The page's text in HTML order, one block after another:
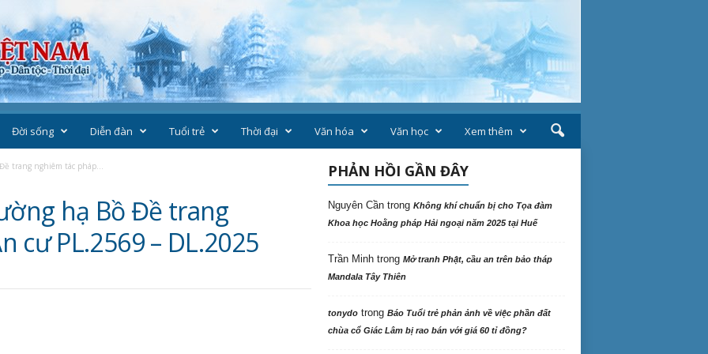
Đời sống Diễn đàn Tuổi trẻ Thời đại Văn hóa Văn học Xem thêm
trang nghiêm tác pháp...
hạ Bồ Đề trang
cư PL.2569 – DL.2025
PHẢN HỒI GẦN ĐÂY
Nguyên Cầntrong Không khí chuẩn bị cho Tọa đàm
Khoa học Hoằng pháp Hải ngoại năm 2025 tại Huế
Trần Minhtrong Mở tranh Phật, cầu an trên bảo tháp
Mandala Tây Thiên
tonydotrong Báo Tuổi trẻ phản ảnh về việc phần đất
chùa cổ Giác Lâm bị rao bán với giá 60 tỉ đồng?